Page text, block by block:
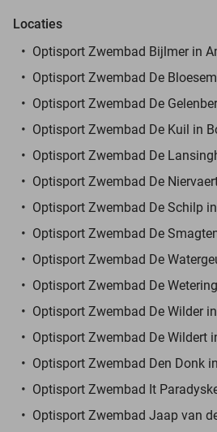
Locaties
Optisport Zwembad Bijlmer in
Optisport Zwembad De
Optisport Zwembad De
Optisport Zwembad De Kuil in
Optisport Zwembad De
Optisport Zwembad De
Optisport Zwembad De Schilp
Optisport Zwembad De
Optisport Zwembad De
Optisport Zwembad De
Optisport Zwembad De Wilder
Optisport Zwembad De Wildert
Optisport Zwembad Den Donk
Optisport Zwembad It
Optisport Zwembad Jaap van